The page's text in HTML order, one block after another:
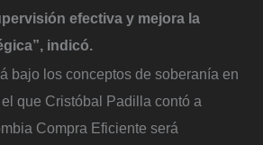
efectiva y mejora la
indicó.
bajo los conceptos de soberanía en
que Cristóbal Padilla contó a
Compra Eficiente será